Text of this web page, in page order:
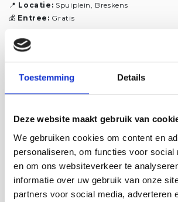
Toestemming Details
Deze website maakt gebruik van
We gebruiken cookies om content en
personaliseren, om functies voor social
en om ons websiteverkeer te
informatie over uw gebruik van onze
partners voor social media, adverteren
📍 Locatie: Spuiplein, Breskens
💰 Entree: Gratis
🍽️
VERWACHTEN?
smaakexplosies.
geweldige optredens terwijl je lekker eet en
Buitenbarwaar je terecht kunt voor een
drankje in de zon.
Een feestavond op zaterdagmet een
optreden vanSpontaan de Bandin de